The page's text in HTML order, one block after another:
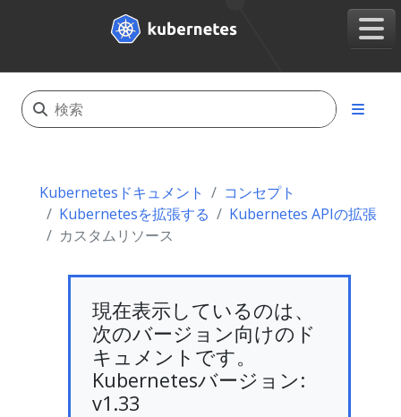
Kubernetesドキュメント
コンセプト
Kubernetesを拡張する
Kubernetes APIの拡張
カスタムリソース
現在表示しているのは、
次のバージョン向けのド
キュメントです。
Kubernetesバージョン:
v1.33